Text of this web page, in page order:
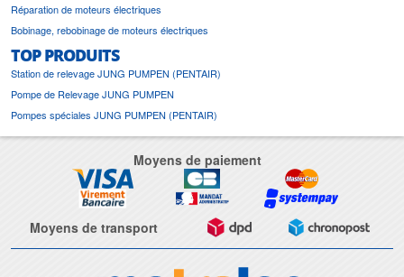
Réparation de moteurs électriques
Bobinage, rebobinage de moteurs électriques
TOP PRODUITS
Station de relevage JUNG PUMPEN (PENTAIR)
Pompe de Relevage JUNG PUMPEN
Pompes spéciales JUNG PUMPEN (PENTAIR)
Moyens de paiement
Moyens de transport